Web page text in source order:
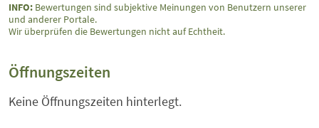
INFO: Bewertungen sind subjektive Meinungen von Benutzern unserer
und anderer Portale.
Wir überprüfen die Bewertungen nicht auf Echtheit.
Öffnungszeiten
Keine Öffnungszeiten hinterlegt.